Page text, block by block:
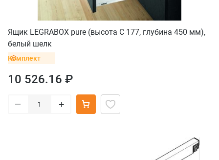
Ящик LEGRABOX pure (высота C 177, глубина 450 мм),
белый шелк
Комплект
10 526.16 ₽
– +